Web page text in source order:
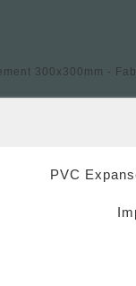
300x300mm -
PVC